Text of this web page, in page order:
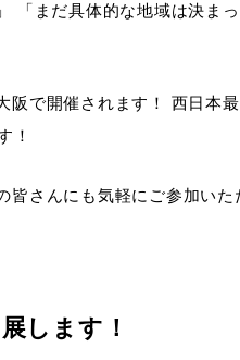
「まだ具体的な地域は決ま
で開催されます！ 西日本
！
さんにも気軽にご参加いた
します！